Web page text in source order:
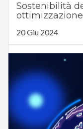
Sostenibilità
20 Giu 2024